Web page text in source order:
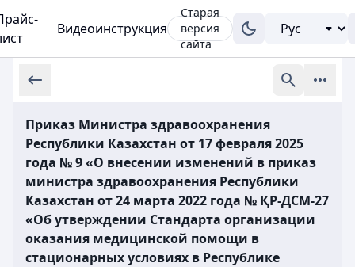
Видеоинструкция
Старая
версия
сайта
Приказ Министра здравоохранения
Республики Казахстан от 17 февраля 2025
года № 9 «О внесении изменений в приказ
министра здравоохранения Республики
Казахстан от 24 марта 2022 года № ҚР-ДСМ-27
«Об утверждении Стандарта организации
оказания медицинской помощи в
стационарных условиях в Республике